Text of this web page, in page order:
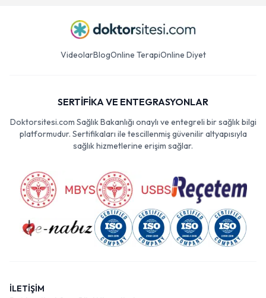
VideolarBlogOnline TerapiOnline Diyet
SERTİFİKA VE ENTEGRASYONLAR
Doktorsitesi.com Sağlık Bakanlığı onaylı ve entegreli bir sağlık bilgi
platformudur. Sertifikaları ile tescillenmiş güvenilir altyapısıyla
sağlık hizmetlerine erişim sağlar.
İLETİŞİM